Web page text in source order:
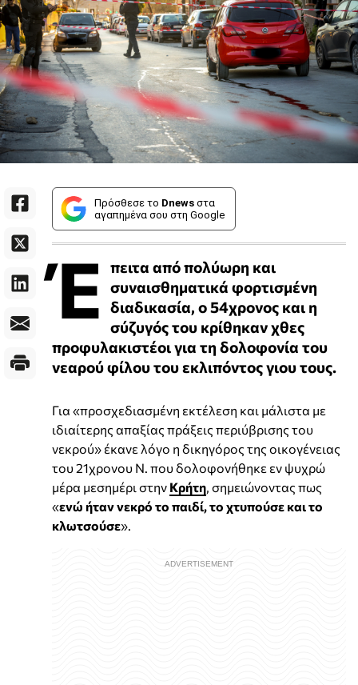
Πρόσθεσε το Dnews στα
αγαπημένα σου στη Google
Έ πειτα από πολύωρη και
συναισθηματικά φορτισμένη
διαδικασία, ο 54χρονος και η
σύζυγός του κρίθηκαν χθες
προφυλακιστέοι για τη δολοφονία του
νεαρού φίλου του εκλιπόντος γιου τους.
Για «προσχεδιασμένη εκτέλεση και μάλιστα με
ιδιαίτερης απαξίας πράξεις περιύβρισης του
νεκρού» έκανε λόγο η δικηγόρος της οικογένειας
του 21χρονου Ν. που δολοφονήθηκε εν ψυχρώ
μέρα μεσημέρι στην Κρήτη , σημειώνοντας πως
«ενώ ήταν νεκρό το παιδί, το χτυπούσε και το
κλωτσούσε».